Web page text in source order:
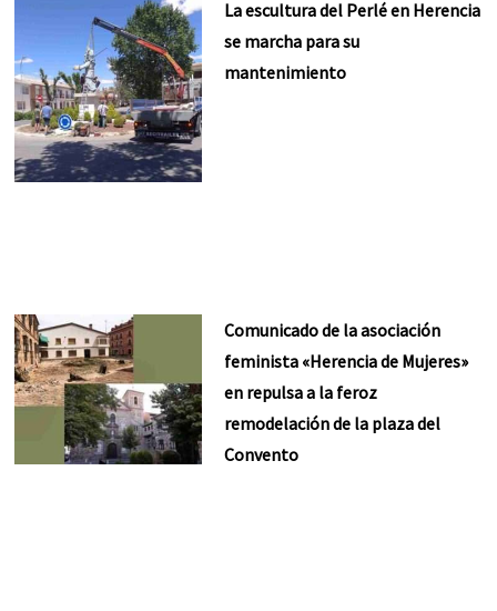
La escultura del Perlé en Herencia
se marcha para su
mantenimiento
Comunicado de la asociación
feminista «Herencia de Mujeres»
en repulsa a la feroz
remodelación de la plaza del
Convento